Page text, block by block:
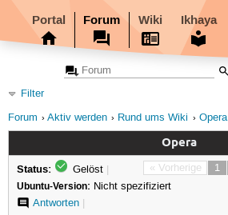
Portal Forum Wiki Ikhaya
Filter
Forum
Aktiv werden Rund ums Wiki Opera
Opera
« Vorherige 1
Status: Gelöst |
Ubuntu-Version: Nicht spezifiziert
Antworten|